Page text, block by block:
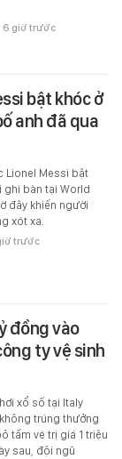
6 giờ trước
bật khóc ở
anh đã qua
Lionel Messi bật
ghi bàn tại World
đây khiến người
xót xa.
trước
đồng vào
ty vệ sinh
xổ số tại Italy
trúng thưởng
tấm vé trị giá 1 triệu
sau, đội ngũ